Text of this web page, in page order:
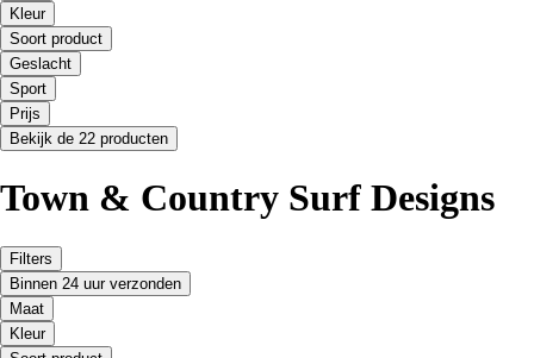
Kleur
Soort product
Geslacht
Sport
Prijs
Bekijk de 22 producten
Town & Country Surf Designs
Filters
Binnen 24 uur verzonden
Maat
Kleur